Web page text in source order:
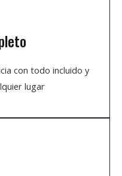
con todo incluido y
lugar